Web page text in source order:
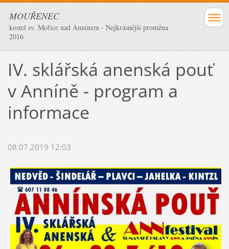
MOUŘENEC
kostel sv. Mořice nad Annínem - Nejkrásnější proměna
2016
IV. sklářská anenská pouť
v Anníně - program a
informace
08.07.2019 12:03